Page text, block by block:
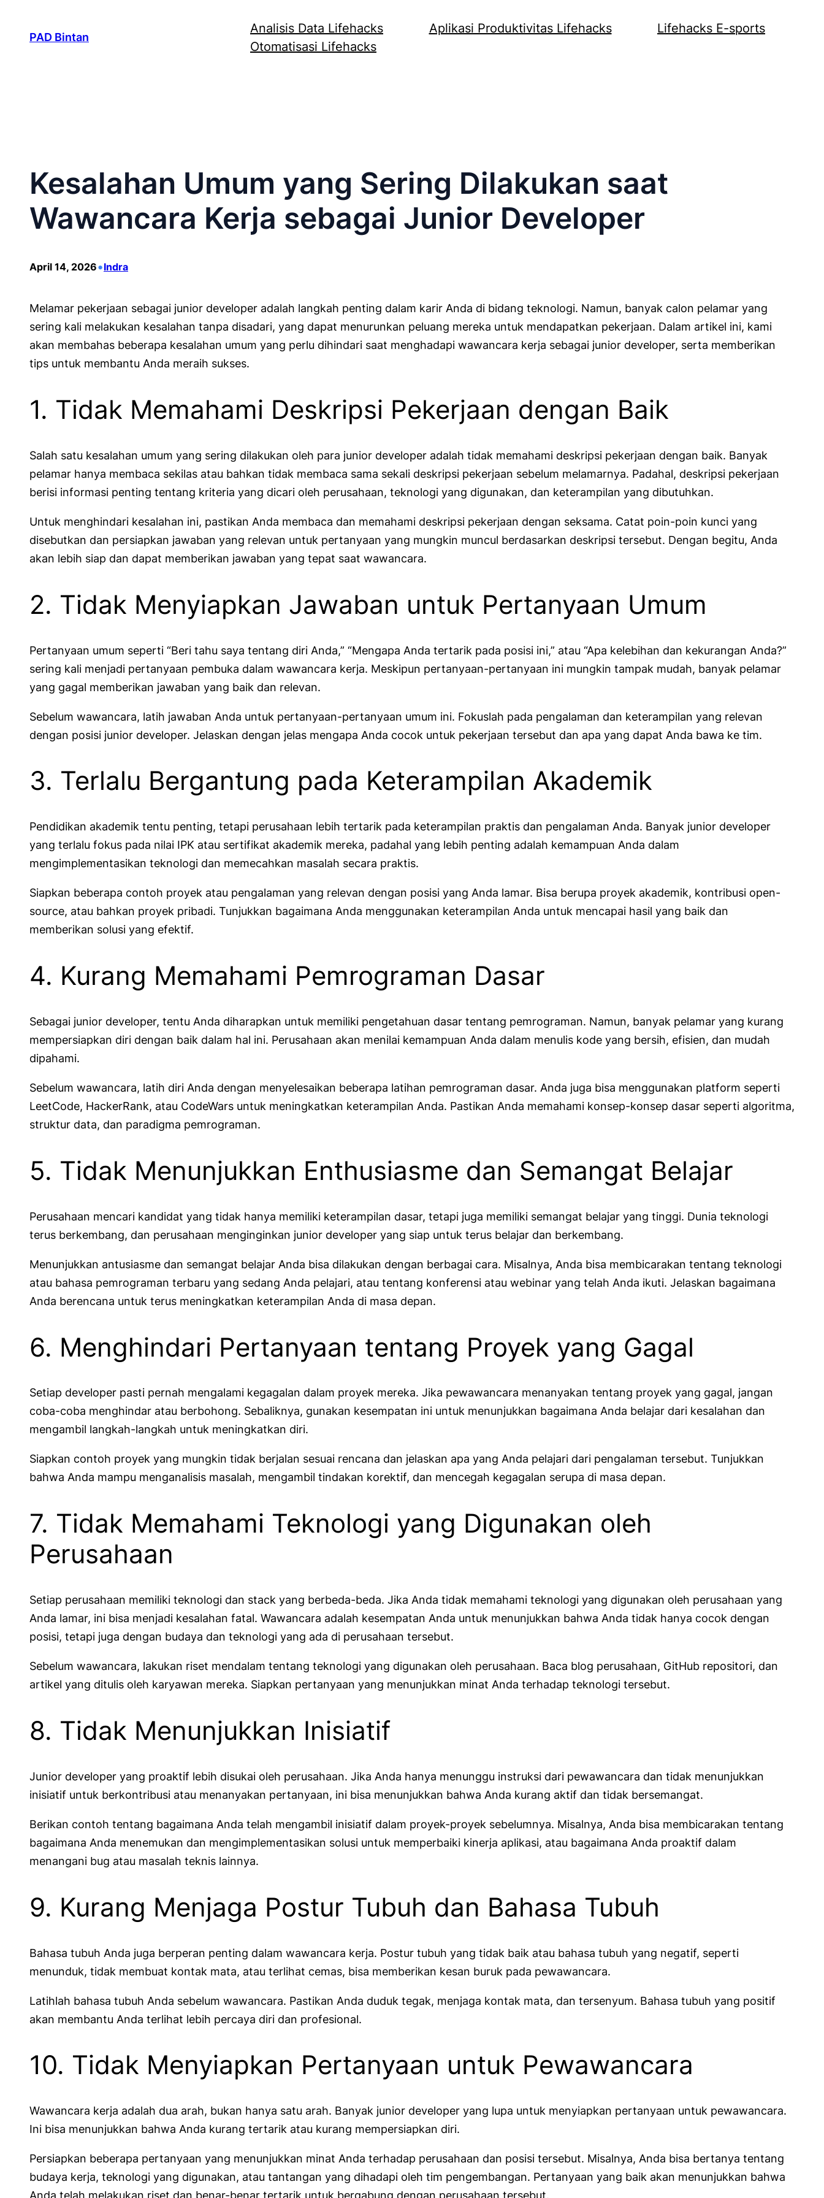
PAD Bintan
Analisis Data Lifehacks Aplikasi Produktivitas Lifehacks
Lifehacks E-sports
Otomatisasi Lifehacks
Kesalahan Umum yang Sering Dilakukan saat
Wawancara Kerja sebagai Junior Developer
April 14, 2026•Indra
Melamar pekerjaan sebagai junior developer adalah langkah penting dalam karir Anda di bidang teknologi. Namun, banyak calon pelamar yang
sering kali melakukan kesalahan tanpa disadari, yang dapat menurunkan peluang mereka untuk mendapatkan pekerjaan. Dalam artikel ini, kami
akan membahas beberapa kesalahan umum yang perlu dihindari saat menghadapi wawancara kerja sebagai junior developer, serta memberikan
tips untuk membantu Anda meraih sukses.
1. Tidak Memahami Deskripsi Pekerjaan dengan Baik
Salah satu kesalahan umum yang sering dilakukan oleh para junior developer adalah tidak memahami deskripsi pekerjaan dengan baik. Banyak
pelamar hanya membaca sekilas atau bahkan tidak membaca sama sekali deskripsi pekerjaan sebelum melamarnya. Padahal, deskripsi pekerjaan
berisi informasi penting tentang kriteria yang dicari oleh perusahaan, teknologi yang digunakan, dan keterampilan yang dibutuhkan.
Untuk menghindari kesalahan ini, pastikan Anda membaca dan memahami deskripsi pekerjaan dengan seksama. Catat poin-poin kunci yang
disebutkan dan persiapkan jawaban yang relevan untuk pertanyaan yang mungkin muncul berdasarkan deskripsi tersebut. Dengan begitu, Anda
akan lebih siap dan dapat memberikan jawaban yang tepat saat wawancara.
2. Tidak Menyiapkan Jawaban untuk Pertanyaan Umum
Pertanyaan umum seperti “Beri tahu saya tentang diri Anda,” “Mengapa Anda tertarik pada posisi ini,” atau “Apa kelebihan dan kekurangan Anda?”
sering kali menjadi pertanyaan pembuka dalam wawancara kerja. Meskipun pertanyaan-pertanyaan ini mungkin tampak mudah, banyak pelamar
yang gagal memberikan jawaban yang baik dan relevan.
Sebelum wawancara, latih jawaban Anda untuk pertanyaan-pertanyaan umum ini. Fokuslah pada pengalaman dan keterampilan yang relevan
dengan posisi junior developer. Jelaskan dengan jelas mengapa Anda cocok untuk pekerjaan tersebut dan apa yang dapat Anda bawa ke tim.
3. Terlalu Bergantung pada Keterampilan Akademik
Pendidikan akademik tentu penting, tetapi perusahaan lebih tertarik pada keterampilan praktis dan pengalaman Anda. Banyak junior developer
yang terlalu fokus pada nilai IPK atau sertifikat akademik mereka, padahal yang lebih penting adalah kemampuan Anda dalam
mengimplementasikan teknologi dan memecahkan masalah secara praktis.
Siapkan beberapa contoh proyek atau pengalaman yang relevan dengan posisi yang Anda lamar. Bisa berupa proyek akademik, kontribusi open-
source, atau bahkan proyek pribadi. Tunjukkan bagaimana Anda menggunakan keterampilan Anda untuk mencapai hasil yang baik dan
memberikan solusi yang efektif.
4. Kurang Memahami Pemrograman Dasar
Sebagai junior developer, tentu Anda diharapkan untuk memiliki pengetahuan dasar tentang pemrograman. Namun, banyak pelamar yang kurang
mempersiapkan diri dengan baik dalam hal ini. Perusahaan akan menilai kemampuan Anda dalam menulis kode yang bersih, efisien, dan mudah
dipahami.
Sebelum wawancara, latih diri Anda dengan menyelesaikan beberapa latihan pemrograman dasar. Anda juga bisa menggunakan platform seperti
LeetCode, HackerRank, atau CodeWars untuk meningkatkan keterampilan Anda. Pastikan Anda memahami konsep-konsep dasar seperti algoritma,
struktur data, dan paradigma pemrograman.
5. Tidak Menunjukkan Enthusiasme dan Semangat Belajar
Perusahaan mencari kandidat yang tidak hanya memiliki keterampilan dasar, tetapi juga memiliki semangat belajar yang tinggi. Dunia teknologi
terus berkembang, dan perusahaan menginginkan junior developer yang siap untuk terus belajar dan berkembang.
Menunjukkan antusiasme dan semangat belajar Anda bisa dilakukan dengan berbagai cara. Misalnya, Anda bisa membicarakan tentang teknologi
atau bahasa pemrograman terbaru yang sedang Anda pelajari, atau tentang konferensi atau webinar yang telah Anda ikuti. Jelaskan bagaimana
Anda berencana untuk terus meningkatkan keterampilan Anda di masa depan.
6. Menghindari Pertanyaan tentang Proyek yang Gagal
Setiap developer pasti pernah mengalami kegagalan dalam proyek mereka. Jika pewawancara menanyakan tentang proyek yang gagal, jangan
coba-coba menghindar atau berbohong. Sebaliknya, gunakan kesempatan ini untuk menunjukkan bagaimana Anda belajar dari kesalahan dan
mengambil langkah-langkah untuk meningkatkan diri.
Siapkan contoh proyek yang mungkin tidak berjalan sesuai rencana dan jelaskan apa yang Anda pelajari dari pengalaman tersebut. Tunjukkan
bahwa Anda mampu menganalisis masalah, mengambil tindakan korektif, dan mencegah kegagalan serupa di masa depan.
7. Tidak Memahami Teknologi yang Digunakan oleh
Perusahaan
Setiap perusahaan memiliki teknologi dan stack yang berbeda-beda. Jika Anda tidak memahami teknologi yang digunakan oleh perusahaan yang
Anda lamar, ini bisa menjadi kesalahan fatal. Wawancara adalah kesempatan Anda untuk menunjukkan bahwa Anda tidak hanya cocok dengan
posisi, tetapi juga dengan budaya dan teknologi yang ada di perusahaan tersebut.
Sebelum wawancara, lakukan riset mendalam tentang teknologi yang digunakan oleh perusahaan. Baca blog perusahaan, GitHub repositori, dan
artikel yang ditulis oleh karyawan mereka. Siapkan pertanyaan yang menunjukkan minat Anda terhadap teknologi tersebut.
8. Tidak Menunjukkan Inisiatif
Junior developer yang proaktif lebih disukai oleh perusahaan. Jika Anda hanya menunggu instruksi dari pewawancara dan tidak menunjukkan
inisiatif untuk berkontribusi atau menanyakan pertanyaan, ini bisa menunjukkan bahwa Anda kurang aktif dan tidak bersemangat.
Berikan contoh tentang bagaimana Anda telah mengambil inisiatif dalam proyek-proyek sebelumnya. Misalnya, Anda bisa membicarakan tentang
bagaimana Anda menemukan dan mengimplementasikan solusi untuk memperbaiki kinerja aplikasi, atau bagaimana Anda proaktif dalam
menangani bug atau masalah teknis lainnya.
9. Kurang Menjaga Postur Tubuh dan Bahasa Tubuh
Bahasa tubuh Anda juga berperan penting dalam wawancara kerja. Postur tubuh yang tidak baik atau bahasa tubuh yang negatif, seperti
menunduk, tidak membuat kontak mata, atau terlihat cemas, bisa memberikan kesan buruk pada pewawancara.
Latihlah bahasa tubuh Anda sebelum wawancara. Pastikan Anda duduk tegak, menjaga kontak mata, dan tersenyum. Bahasa tubuh yang positif
akan membantu Anda terlihat lebih percaya diri dan profesional.
10. Tidak Menyiapkan Pertanyaan untuk Pewawancara
Wawancara kerja adalah dua arah, bukan hanya satu arah. Banyak junior developer yang lupa untuk menyiapkan pertanyaan untuk pewawancara.
Ini bisa menunjukkan bahwa Anda kurang tertarik atau kurang mempersiapkan diri.
Persiapkan beberapa pertanyaan yang menunjukkan minat Anda terhadap perusahaan dan posisi tersebut. Misalnya, Anda bisa bertanya tentang
budaya kerja, teknologi yang digunakan, atau tantangan yang dihadapi oleh tim pengembangan. Pertanyaan yang baik akan menunjukkan bahwa